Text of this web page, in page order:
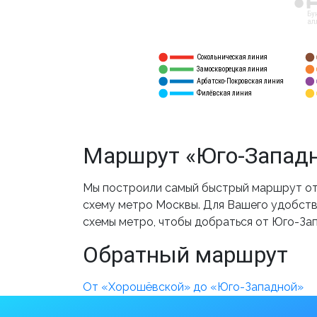
Сокольническая линия
Замоскворецкая линия
Арбатско-Покровская линия
Филёвская линия
Маршрут «Юго-
Мы построили самый быстрый маршрут
схему метро Москвы. Для Вашего
схемы метро, чтобы добраться от Юго-
Обратный маршрут
От «Хорошёвской» до «Юго-Западной»